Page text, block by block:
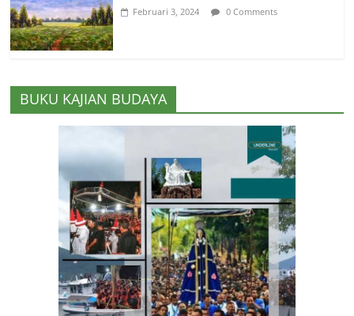
Februari 3, 2024 0 Comments
BUKU KAJIAN BUDAYA